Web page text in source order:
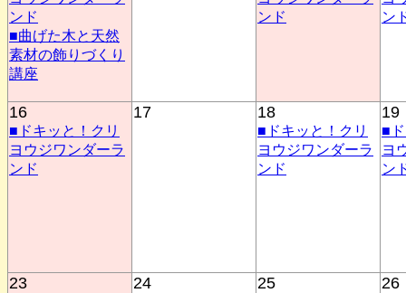
ンド
■曲げた木と天然
素材の飾りづくり
講座
ンド
ン
16
■ドキッと！クリ
ヨウジワンダーラ
ンド
17 18
■ドキッと！クリ
ヨウジワンダーラ
ンド
19
■
ヨ
ン
23 24 25 26